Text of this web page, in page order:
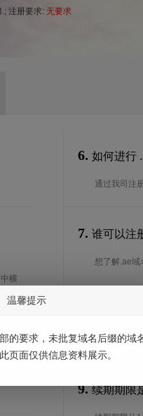
注册要求: 无要求
横
是
6. 如何进行
通过我司注
7. 谁可以注
想了解.ae域
注册期限
注册期限从1
9. 续期期限
温馨提示
的要求，未批复域名后缀的域
页面仅供信息资料展示。